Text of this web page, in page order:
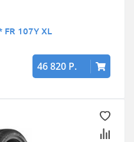
FR 107Y XL
46 820 Р.